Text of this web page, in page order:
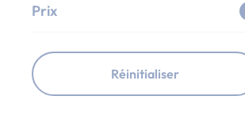
Prix
Réinitialiser